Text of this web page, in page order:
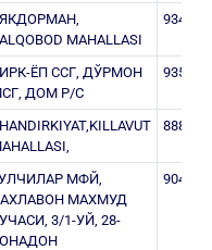
MAHALLASI
ЁП ССГ, ДЎРМОН
ДОМ Р/С
МФЙ,
МАХМУД
3/1-УЙ, 28-